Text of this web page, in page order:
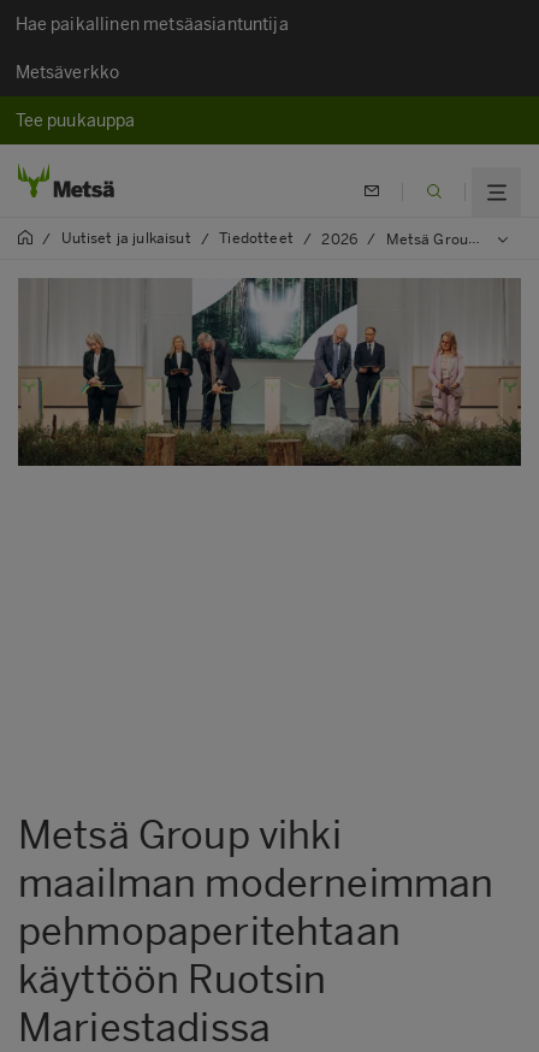
Hae paikallinen metsäasiantuntija
Metsäverkko
Tee puukauppa
/ Uutiset ja julkaisut / Tiedotteet / 2026 / Metsä Group vihki maailman moderneimman pehmopaperitehtaan käyttöön Ruotsin Mariestadissa
Metsä Group vihki
maailman moderneimman
pehmopaperitehtaan
käyttöön Ruotsin
Mariestadissa